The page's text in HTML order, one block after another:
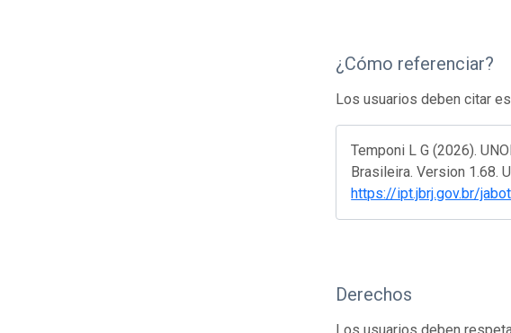
¿Cómo referenciar?
Los usuarios deben citar
Temponi L G (2026).
Brasileira. Version 1.68.
https://ipt.jbrj.gov.br/
Derechos